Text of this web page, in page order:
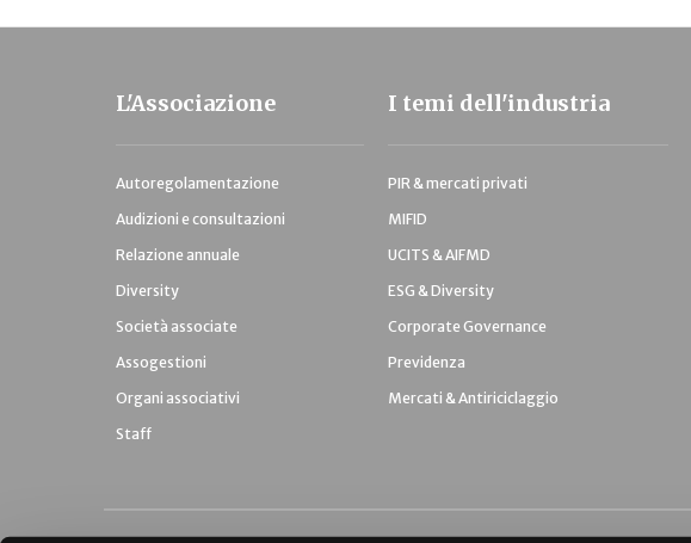
L'Associazione
Autoregolamentazione
Audizioni e consultazioni
Relazione annuale
Diversity
Società associate
Assogestioni
Organi associativi
Staff
I temi dell'industria
PIR & mercati privati
MIFID
UCITS & AIFMD
ESG & Diversity
Corporate Governance
Previdenza
Mercati & Antiriciclaggio